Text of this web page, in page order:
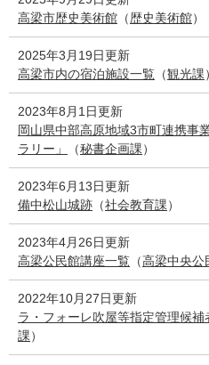
高梁市歴史美術館 （歴史美術館）
2025年3月19日更新
高梁市内の宿泊施設一覧 （観光課）
2023年8月1日更新
岡山県中部高原地域3市町連携事
ラリー」
（秘書企画課）
2023年6月13日更新
備中松山城跡 （社会教育課）
2023年4月26日更新
高梁公民館講座一覧 （高梁中央公
2022年10月27日更新
ラ・フォーレ吹屋等指定管理候
課）